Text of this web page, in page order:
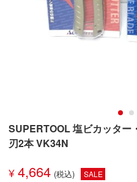
SUPERTOOL 塩ビカッター
刃2本 VK34N
¥ 4,664 SALE